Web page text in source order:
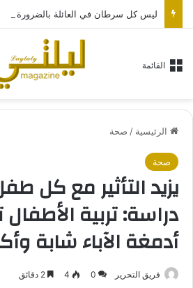
ليس كل سرطان في العائلة بالضرورة
القائمة
الرئيسية / صحة
صحة
يزيد التأثير مع كل
دراسة: تربية
أدمغة الآباء شابة
فريق التحرير 0
4